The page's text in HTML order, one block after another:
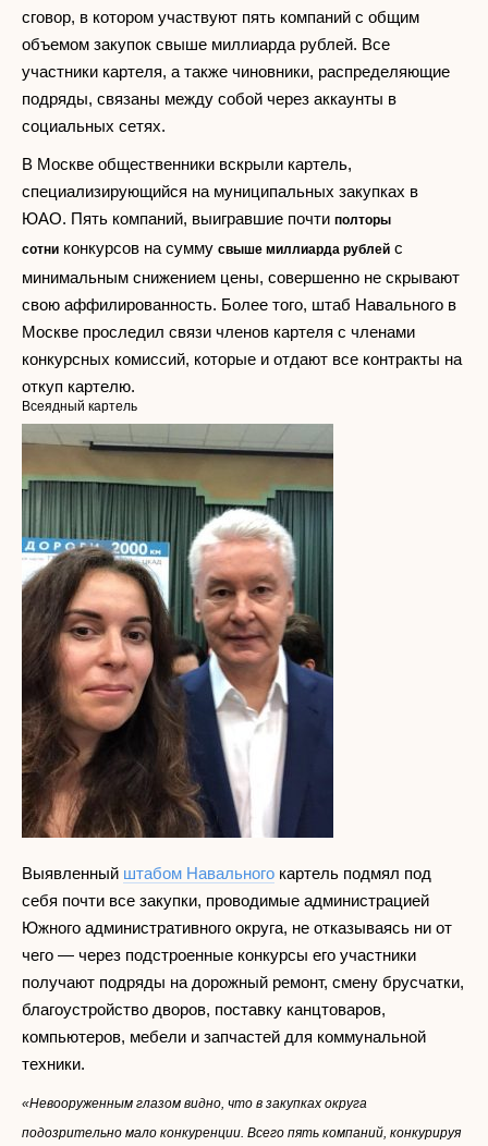
сговор, в котором участвуют пять компаний с общим
объемом закупок свыше миллиарда рублей. Все
участники картеля, а также чиновники, распределяющие
подряды, связаны между собой через аккаунты в
социальных сетях.
В Москве общественники вскрыли картель,
специализирующийся на муниципальных закупках в
ЮАО. Пять компаний, выигравшие почти полторы
сотни конкурсов на сумму свыше миллиарда рублей с
минимальным снижением цены, совершенно не скрывают
свою аффилированность. Более того, штаб Навального в
Москве проследил связи членов картеля с членами
конкурсных комиссий, которые и отдают все контракты на
откуп картелю.
Всеядный картель
Выявленный штабом Навального картель подмял под
себя почти все закупки, проводимые администрацией
Южного административного округа, не отказываясь ни от
чего — через подстроенные конкурсы его участники
получают подряды на дорожный ремонт, смену брусчатки,
благоустройство дворов, поставку канцтоваров,
компьютеров, мебели и запчастей для коммунальной
техники.
«Невооруженным глазом видно, что в закупках округа
подозрительно мало конкуренции. Всего пять компаний, конкурируя